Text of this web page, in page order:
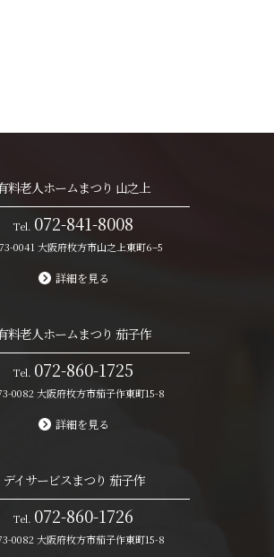
料老人ホームまつり 山之上
Tel. 072-841-8008
0041 大阪府枚方市山之上東町6−5
詳細を見る
料老人ホームまつり 茄子作
Tel. 072-860-1725
0082 大阪府枚方市茄子作東町15-8
詳細を見る
デイサービスまつり 茄子作
Tel. 072-860-1726
0082 大阪府枚方市茄子作東町15-8